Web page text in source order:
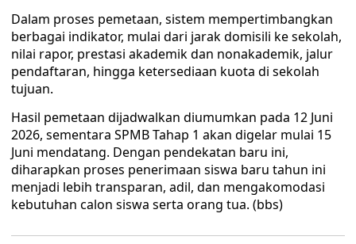
Dalam proses pemetaan, sistem mempertimbangkan
berbagai indikator, mulai dari jarak domisili ke sekolah,
nilai rapor, prestasi akademik dan nonakademik, jalur
pendaftaran, hingga ketersediaan kuota di sekolah
tujuan.
Hasil pemetaan dijadwalkan diumumkan pada 12 Juni
2026, sementara SPMB Tahap 1 akan digelar mulai 15
Juni mendatang. Dengan pendekatan baru ini,
diharapkan proses penerimaan siswa baru tahun ini
menjadi lebih transparan, adil, dan mengakomodasi
kebutuhan calon siswa serta orang tua. (bbs)